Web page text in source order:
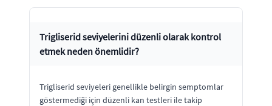
Trigliserid seviyelerini düzenli olarak kontrol
etmek neden önemlidir?
Trigliserid seviyeleri genellikle belirgin semptomlar
göstermediği için düzenli kan testleri ile takip